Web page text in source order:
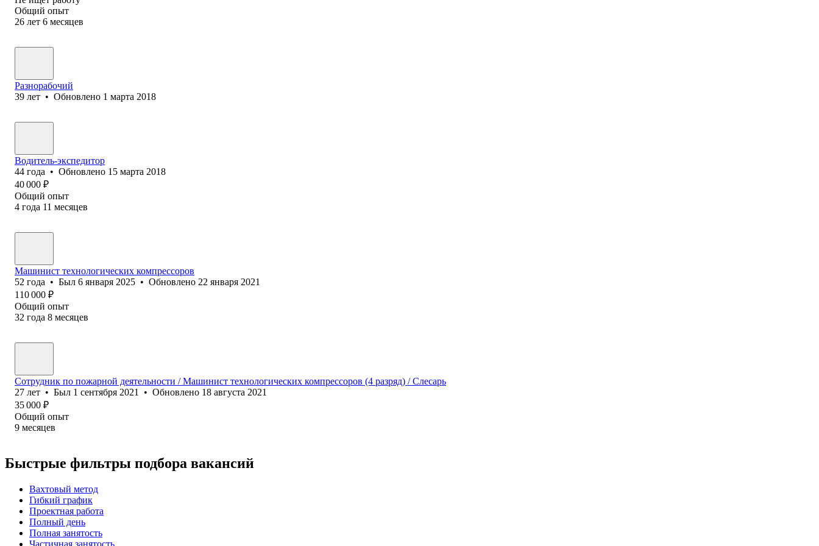
Общий опыт
26 лет 6 месяцев
Разнорабочий
39 лет • Обновлено 1 марта 2018
Водитель-экспедитор
44 года • Обновлено 15 марта 2018
40 000 ₽
Общий опыт
4 года 11 месяцев
Машинист технологических компрессоров
52 года • Был 6 января 2025 • Обновлено 22 января 2021
110 000 ₽
Общий опыт
32 года 8 месяцев
Сотрудник по пожарной деятельности / Машинист технологических компрессоров (4 разряд) / Слесарь
27 лет • Был 1 сентября 2021 • Обновлено 18 августа 2021
35 000 ₽
Общий опыт
9 месяцев
Быстрые фильтры подбора вакансий
Вахтовый метод
Гибкий график
Проектная работа
Полный день
Полная занятость
Частичная занятость